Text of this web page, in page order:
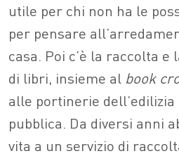
utile per chi non ha le
per pensare
casa. Poi c’è la raccolta
di libri, insieme al book
alle portinerie
pubblica. Da diversi anni
vita a un servizio di